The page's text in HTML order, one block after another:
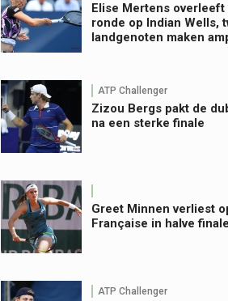
Elise Mertens
ronde op Indian Wells,
landgenoten maken
ATP Challenger
Zizou Bergs pakt de
na een sterke finale
Greet Minnen verliest
Française in halve
ATP Challenger